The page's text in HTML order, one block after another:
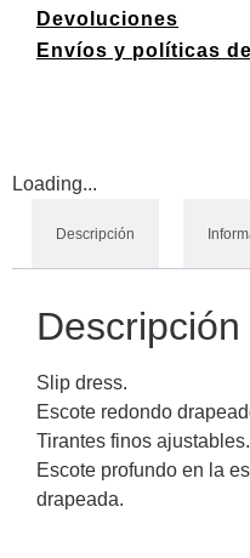
Devoluciones
Envíos y políticas
Loading...
Descripción
Descripción
Slip dress.
Escote redondo
Tirantes finos ajustables.
Escote profundo en la
drapeada.